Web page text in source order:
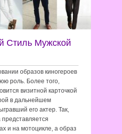
Стиль Мужской
образов киногероев
роль. Более того,
визитной карточкой
в дальнейшем
его актер. Так,
и на мотоцикле, а образ